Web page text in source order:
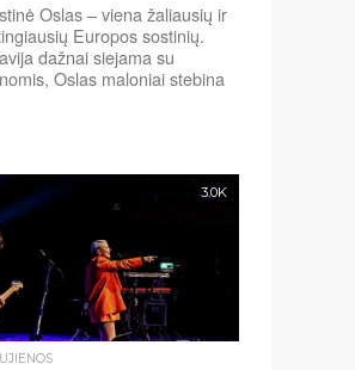
Oslas – viena žaliausių ir
Europos sostinių.
dažnai siejama su
Oslas maloniai stebina
3.0K